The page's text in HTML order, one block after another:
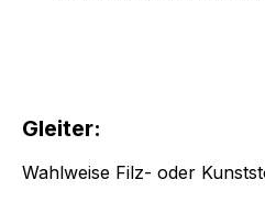
Gleiter:
Wahlweise Filz- oder